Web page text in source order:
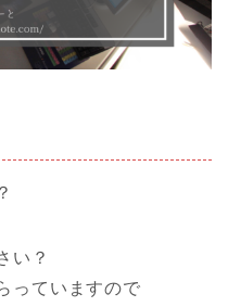
い？
っていますので